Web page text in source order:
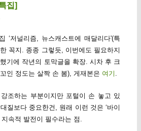
집]
‘저널리즘, 뉴스캐스트에 매달리다'(특
꼭지. 종종 그렇듯, 이번에도 필요하지
기에 작년의 토막글을 확장. 시차 후 크
인 정도는 살짝 손 봄), 게재본은 여기
조하는 부분이지만 포털이 손 놓고 있
질보다 중요한건, 원래 이런 것은 ‘바이
속적 발전이 필수라는 점.